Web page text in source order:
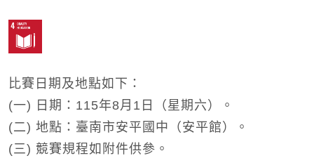
比賽日期及地點如下：
(一) 日期：115年8月1日（星期六）。
(二) 地點：臺南市安平國中（安平館）。
(三) 競賽規程如附件供參。